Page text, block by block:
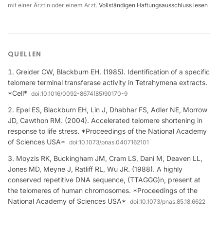
mit einer Ärztin oder einem Arzt. Vollständigen Haftungsausschluss lesen
QUELLEN
Greider CW, Blackburn EH. (1985). Identification of a specific
telomere terminal transferase activity in Tetrahymena extracts.
*Cell* doi:10.1016/0092-8674(85)90170-9
Epel ES, Blackburn EH, Lin J, Dhabhar FS, Adler NE, Morrow
JD, Cawthon RM. (2004). Accelerated telomere shortening in
response to life stress. *Proceedings of the National Academy
of Sciences USA* doi:10.1073/pnas.0407162101
Moyzis RK, Buckingham JM, Cram LS, Dani M, Deaven LL,
Jones MD, Meyne J, Ratliff RL, Wu JR. (1988). A highly
conserved repetitive DNA sequence, (TTAGGG)n, present at
the telomeres of human chromosomes. *Proceedings of the
National Academy of Sciences USA* doi:10.1073/pnas.85.18.6622